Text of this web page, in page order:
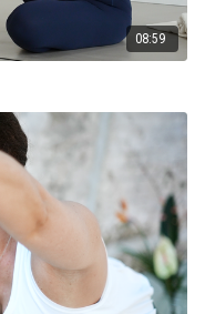
08:59